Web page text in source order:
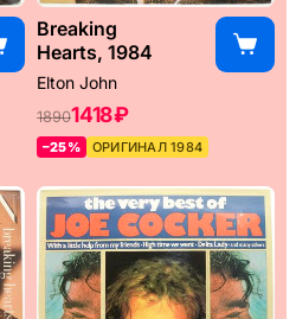
Breaking
Hearts, 1984
Elton John
18901418 ₽
–25% ОРИГИНАЛ 1984